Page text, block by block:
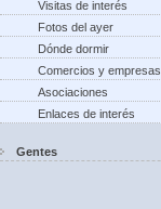
Visitas de interés
Fotos del ayer
Dónde dormir
Comercios y empresas
Asociaciones
Enlaces de interés
Gentes